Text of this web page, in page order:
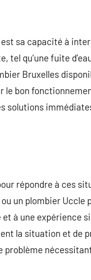
sa capacité à
tel qu’une fuite
Bruxelles
le bon
solutions
répondre à ces
un plombier
à une expérience
la situation et de
problème